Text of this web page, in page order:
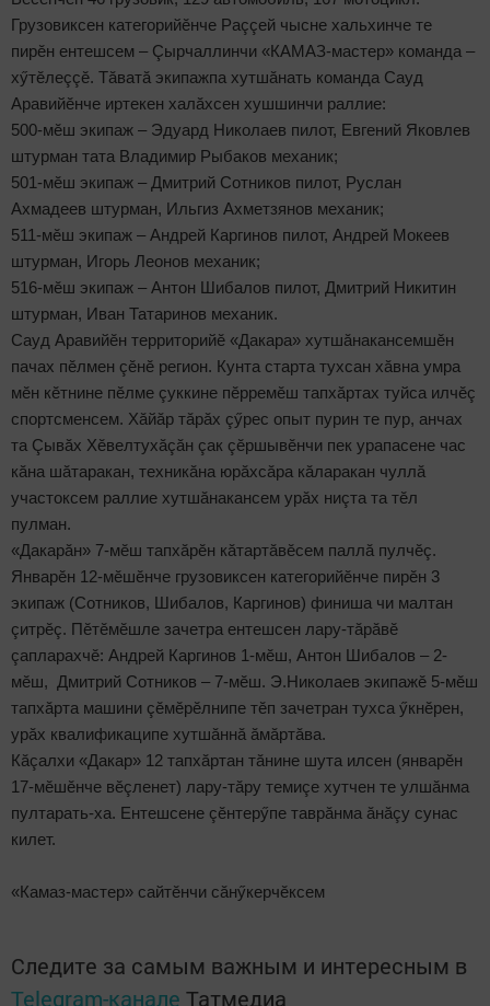
Грузовиксен категорийӗнче Раççей чысне хальхинче те
пирӗн ентешсем – Çырчаллинчи «КАМАЗ-мастер» команда –
хӳтӗлеççӗ. Тăватă экипажпа хутшăнать команда Сауд
Аравийӗнче иртекен халăхсен хушшинчи раллие:
500-мӗш экипаж – Эдуард Николаев пилот, Евгений Яковлев
штурман тата Владимир Рыбаков механик;
501-мӗш экипаж – Дмитрий Сотников пилот, Руслан
Ахмадеев штурман, Ильгиз Ахметзянов механик;
511-мӗш экипаж – Андрей Каргинов пилот, Андрей Мокеев
штурман, Игорь Леонов механик;
516-мӗш экипаж – Антон Шибалов пилот, Дмитрий Никитин
штурман, Иван Татаринов механик.
Сауд Аравийӗн территорийӗ «Дакара» хутшăнакансемшӗн
пачах пӗлмен çӗнӗ регион. Кунта старта тухсан хăвна умра
мӗн кӗтнине пӗлме çуккине пӗрремӗш тапхăртах туйса илчӗç
спортсменсем. Хăйăр тăрăх çӳрес опыт пурин те пур, анчах
та Çывăх Хӗвелтухăçăн çак çӗршывӗнчи пек урапасене час
кăна шăтаракан, техникăна юрăхсăра кăларакан чуллă
участоксем раллие хутшăнакансем урăх ниçта та тӗл
пулман.
«Дакарăн» 7-мӗш тапхăрӗн кăтартăвӗсем паллă пулчӗç.
Январӗн 12-мӗшӗнче грузовиксен категорийӗнче пирӗн 3
экипаж (Сотников, Шибалов, Каргинов) финиша чи малтан
çитрӗç. Пӗтӗмӗшле зачетра ентешсен лару-тăрăвӗ
çапларахчӗ: Андрей Каргинов 1-мӗш, Антон Шибалов – 2-
мӗш, Дмитрий Сотников – 7-мӗш. Э.Николаев экипажӗ 5-мӗш
тапхăрта машини çӗмӗрӗлнипе тӗп зачетран тухса ӳкнӗрен,
урăх квалификаципе хутшăннă ăмăртăва.
Кăçалхи «Дакар» 12 тапхăртан тăнине шута илсен (январӗн
17-мӗшӗнче вӗçленет) лару-тăру темиçе хутчен те улшăнма
пултарать-ха. Ентешсене çӗнтерӳпе таврăнма ăнăçу сунас
килет.
«Камаз-мастер» сайтӗнчи сăнӳкерчӗксем
Следите за самым важным и интересным в
Telegram-канале Татмедиа